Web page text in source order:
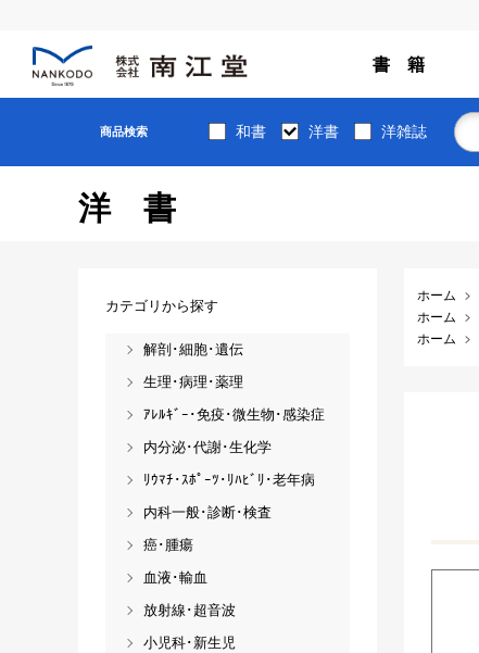
書 籍
商品検索 和書 洋書 洋雑誌
洋書
ホーム
ホーム
ホーム
カテゴリから探す
解剖･細胞･遺伝
生理･病理･薬理
ｱﾚﾙｷﾞｰ･免疫･微生物･感染症
内分泌･代謝･生化学
ﾘｳﾏﾁ･ｽﾎﾟｰﾂ･ﾘﾊﾋﾞﾘ･老年病
内科一般･診断･検査
癌･腫瘍
血液･輸血
放射線･超音波
小児科･新生児